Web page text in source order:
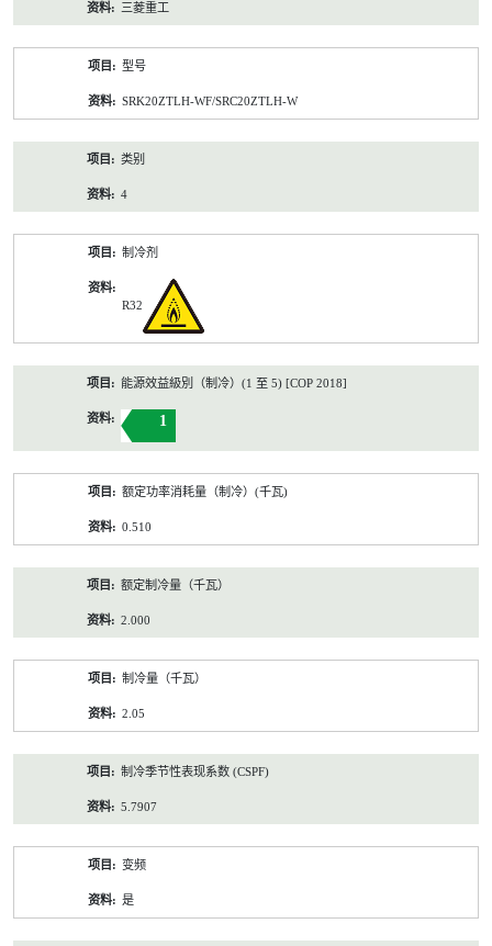
三菱重工
型号
SRK20ZTLH-WF/SRC20ZTLH-W
类别
4
制冷剂
R32
能源效益級別（制冷）(1 至 5) [COP 2018]
1
额定功率消耗量（制冷）(千瓦)
0.510
额定制冷量（千瓦）
2.000
制冷量（千瓦）
2.05
制冷季节性表现系数 (CSPF)
5.7907
变频
是